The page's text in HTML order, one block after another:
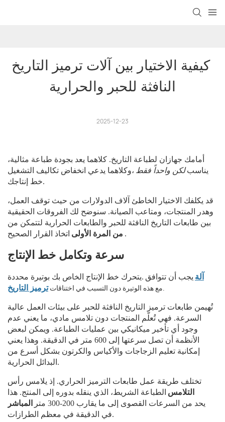
كيفية الاختيار بين آلات ترميز التاريخ
النافثة للحبر والحرارية
2025-12-23
أمامك جهازان لطباعة التاريخ. كلاهما يعد بجودة طباعة مثالية،
وكلاهما يدعي انخفاض تكاليف التشغيل، لكن واحداً فقط يناسب
خط إنتاجك.
قد يكلفك الاختيار الخاطئ آلاف الدولارات من حيث توقف العمل،
وهدر المنتجات، ومتاعب الصيانة. سنوضح لك الفروقات الحقيقية
بين طابعات التاريخ النافثة للحبر والطابعات الحرارية لتتمكن من
اتخاذ القرار الصحيح من المرة الأولى .
سرعة وتكامل خط الإنتاج
يتحرك خط الإنتاج الخاص بك بوتيرة محددة. يجب أن تتوافق آلة
ترميز التاريخ
مع هذه الوتيرة دون التسبب في اختناقات.
تُهيمن طابعات ترميز التاريخ النافثة للحبر على بيئات العمل عالية
السرعة. فهي تُعلّم المنتجات دون تلامس مادي، ما يعني عدم
وجود أي تأخير ميكانيكي بين عمليات الطباعة. ويمكن لبعض
الأنظمة أن تصل سرعتها إلى 600 متر في الدقيقة. وهذا يعني
إمكانية تعليم الزجاجات والأكياس والكرتون بشكل أسرع من
البدائل الحرارية.
تختلف طريقة عمل طابعات الترميز الحراري. إذ يلامس رأس
الطباعة الشريط، الذي ينقله بدوره إلى المنتج. هذا التلامس
المباشر
يحد من السرعات القصوى إلى ما يقارب 200-300 متر
في الدقيقة في معظم الطرازات.